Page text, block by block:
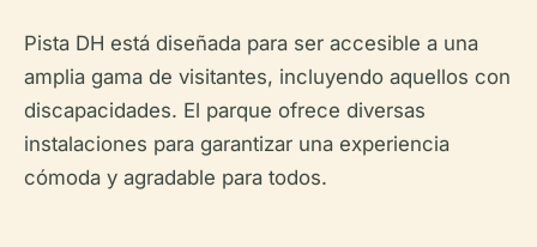
Pista DH está diseñada para ser accesible a una
amplia gama de visitantes, incluyendo aquellos con
discapacidades. El parque ofrece diversas
instalaciones para garantizar una experiencia
cómoda y agradable para todos.